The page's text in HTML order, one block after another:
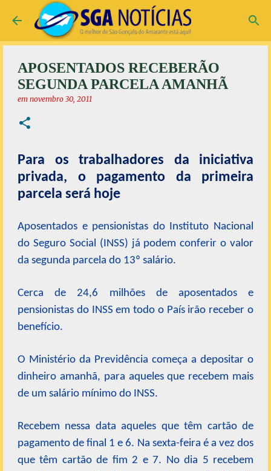
Pular para o conteúdo principal
APOSENTADOS RECEBERÃO
SEGUNDA PARCELA AMANHÃ
em novembro 30, 2011
Para os trabalhadores da iniciativa
privada, o pagamento da primeira
parcela será hoje
Aposentados e pensionistas do Instituto Nacional
do Seguro Social (INSS) já podem conferir o valor
da segunda parcela do 13º salário.
Cerca de 24,6 milhões de aposentados e
pensionistas do INSS em todo o País irão receber o
benefício.
O Ministério da Previdência começa a depositar o
dinheiro amanhã, para aqueles que recebem mais
de um salário mínimo do INSS.
Recebem nessa data aqueles que têm cartão de
pagamento de final 1 e 6. Na sexta-feira é a vez dos
que têm cartão de fim 2 e 7. No dia 5 recebem